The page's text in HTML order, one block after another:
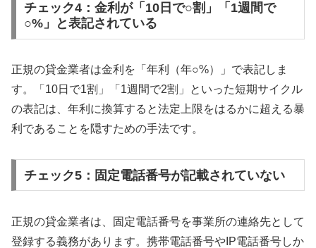
チェック4：金利が「10日で○割」「1週間で
○%」と表記されている
正規の貸金業者は金利を「年利（年○%）」で表記しま
す。「10日で1割」「1週間で2割」といった短期サイクル
の表記は、年利に換算すると法定上限をはるかに超える暴
利であることを隠すための手法です。
チェック5：固定電話番号が記載されていない
正規の貸金業者は、固定電話番号を事業所の連絡先として
登録する義務があります。携帯電話番号やIP電話番号しか